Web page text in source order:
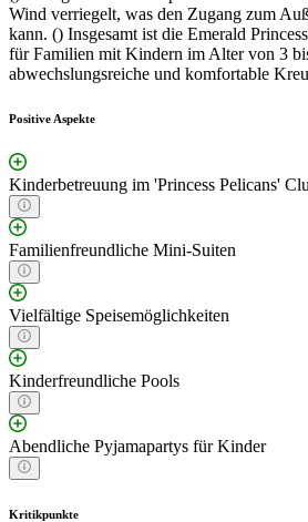
Wind verriegelt, was den Zugang zum
kann. () Insgesamt ist die Emerald
für Familien mit Kindern im Alter von 3
abwechslungsreiche und komfortable
Positive Aspekte
Kinderbetreuung im 'Princess Pelicans'
Familienfreundliche Mini-Suiten
Vielfältige Speisemöglichkeiten
Kinderfreundliche Pools
Abendliche Pyjamapartys für Kinder
Kritikpunkte